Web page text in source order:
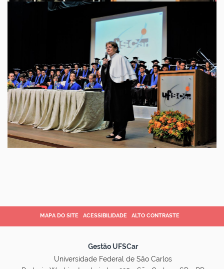
MAPA DO SITE ACESSIBILIDADE ALTO CONTRASTE
Gestão UFSCar
Universidade Federal de São Carlos